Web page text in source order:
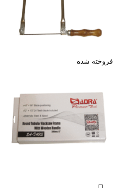
فروخته شده